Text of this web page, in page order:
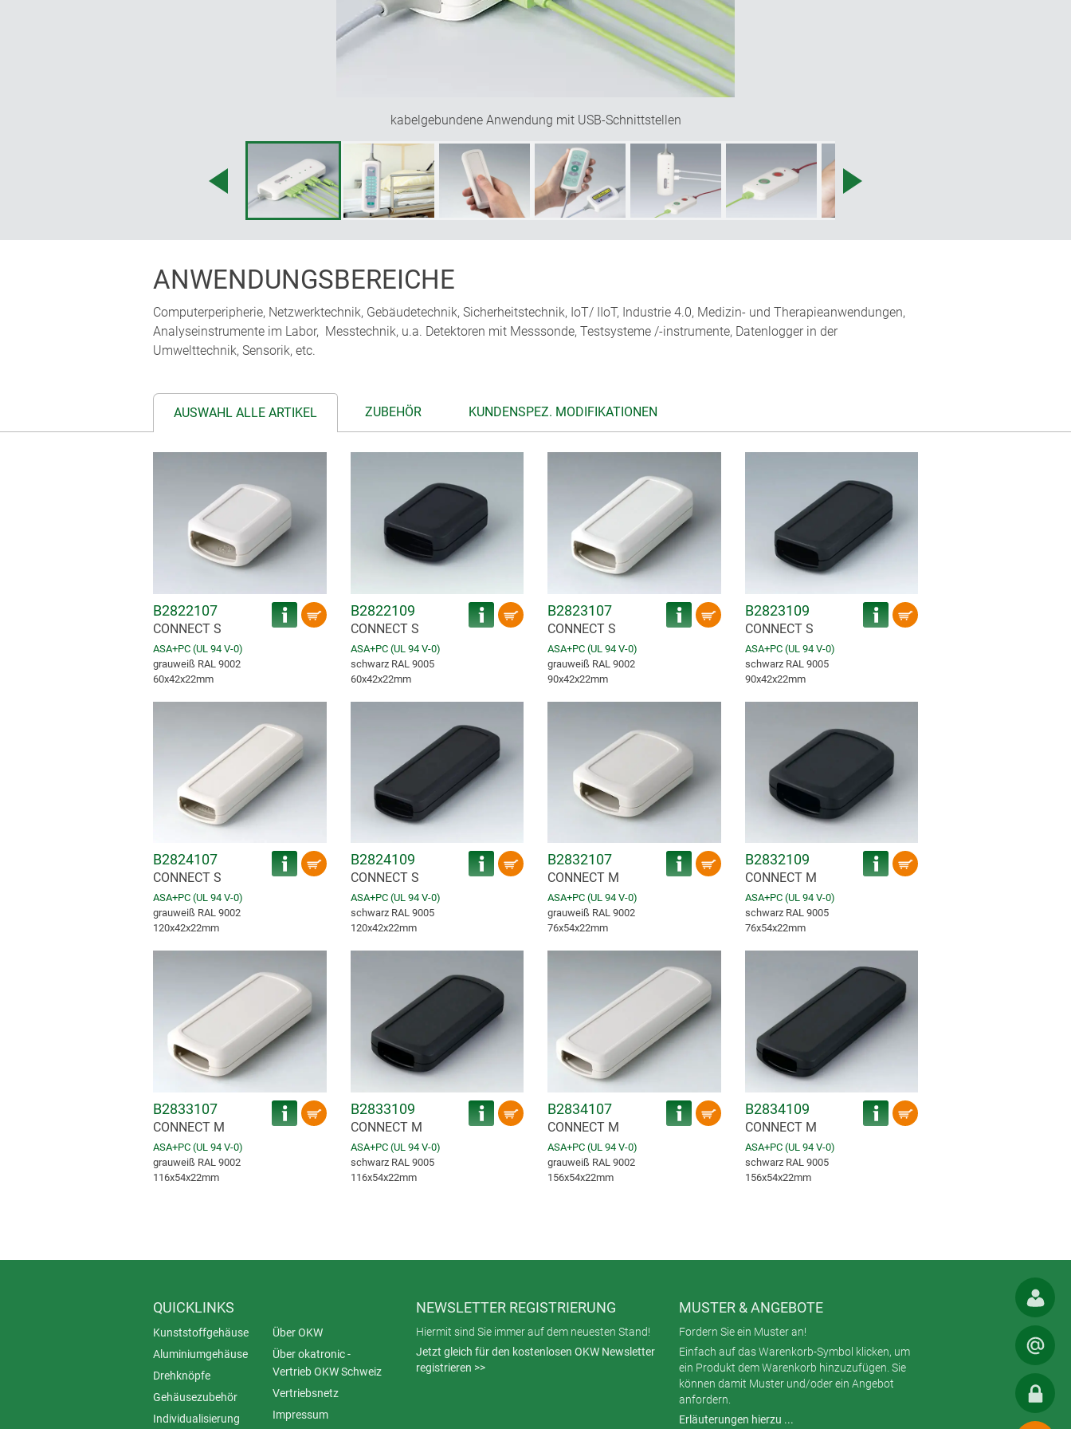
kabelgebundene Anwendung mit USB-Schnittstellen
ANWENDUNGSBEREICHE
Computerperipherie, Netzwerktechnik, Gebäudetechnik, Sicherheitstechnik, IoT/ IIoT, Industrie 4.0, Medizin- und Therapieanwendungen,
Analyseinstrumente im Labor, Messtechnik, u.a. Detektoren mit Messsonde, Testsysteme /-instrumente, Datenlogger in der
Umwelttechnik, Sensorik, etc.
AUSWAHL ALLE ARTIKEL ZUBEHÖR KUNDENSPEZ. MODIFIKATIONEN
B2822107
CONNECT S
ASA+PC (UL 94 V-0)
grauweiß RAL 9002
60x42x22mm
B2822109
CONNECT S
ASA+PC (UL 94 V-0)
schwarz RAL 9005
60x42x22mm
B2823107
CONNECT S
ASA+PC (UL 94 V-0)
grauweiß RAL 9002
90x42x22mm
B2823109
CONNECT S
ASA+PC (UL 94 V-0)
schwarz RAL 9005
90x42x22mm
B2824107
CONNECT S
ASA+PC (UL 94 V-0)
grauweiß RAL 9002
120x42x22mm
B2824109
CONNECT S
ASA+PC (UL 94 V-0)
schwarz RAL 9005
120x42x22mm
B2832107
CONNECT M
ASA+PC (UL 94 V-0)
grauweiß RAL 9002
76x54x22mm
B2832109
CONNECT M
ASA+PC (UL 94 V-0)
schwarz RAL 9005
76x54x22mm
B2833107
CONNECT M
ASA+PC (UL 94 V-0)
grauweiß RAL 9002
116x54x22mm
B2833109
CONNECT M
ASA+PC (UL 94 V-0)
schwarz RAL 9005
116x54x22mm
B2834107
CONNECT M
ASA+PC (UL 94 V-0)
grauweiß RAL 9002
156x54x22mm
B2834109
CONNECT M
ASA+PC (UL 94 V-0)
schwarz RAL 9005
156x54x22mm
QUICKLINKS
Kunststoffgehäuse
Aluminiumgehäuse
Drehknöpfe
Gehäusezubehör
Individualisierung
Über OKW
Über okatronic -
Vertrieb OKW Schweiz
Vertriebsnetz
Impressum
NEWSLETTER REGISTRIERUNG
Hiermit sind Sie immer auf dem neuesten Stand!
Jetzt gleich für den kostenlosen OKW Newsletter
registrieren >>
MUSTER & ANGEBOTE
Fordern Sie ein Muster an!
Einfach auf das Warenkorb-Symbol klicken, um
ein Produkt dem Warenkorb hinzuzufügen. Sie
können damit Muster und/oder ein Angebot
anfordern.
Erläuterungen hierzu ...